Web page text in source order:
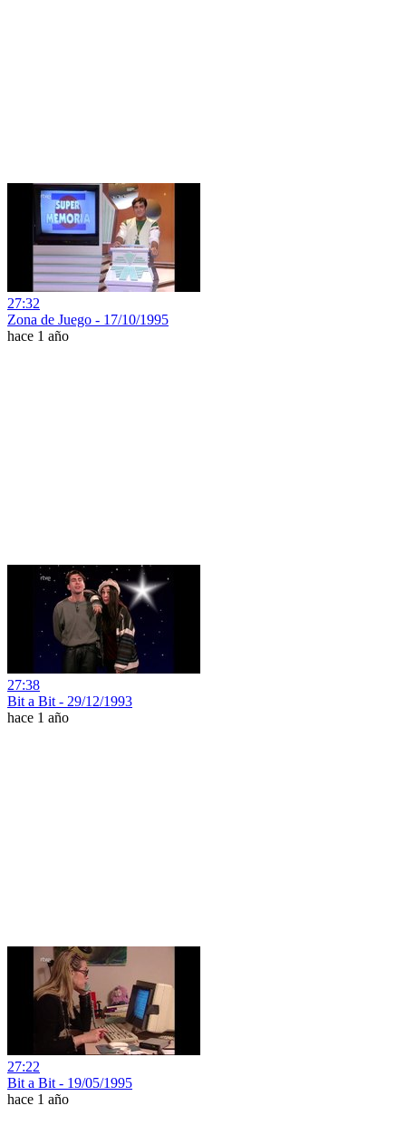
27:32
Zona de Juego - 17/10/1995
hace 1 año
27:38
Bit a Bit - 29/12/1993
hace 1 año
27:22
Bit a Bit - 19/05/1995
hace 1 año